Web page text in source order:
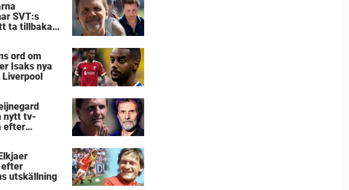
SVT:s
ta tillbaka
ord om
Isaks nya
nytt tv-
efter
efter
utskällning